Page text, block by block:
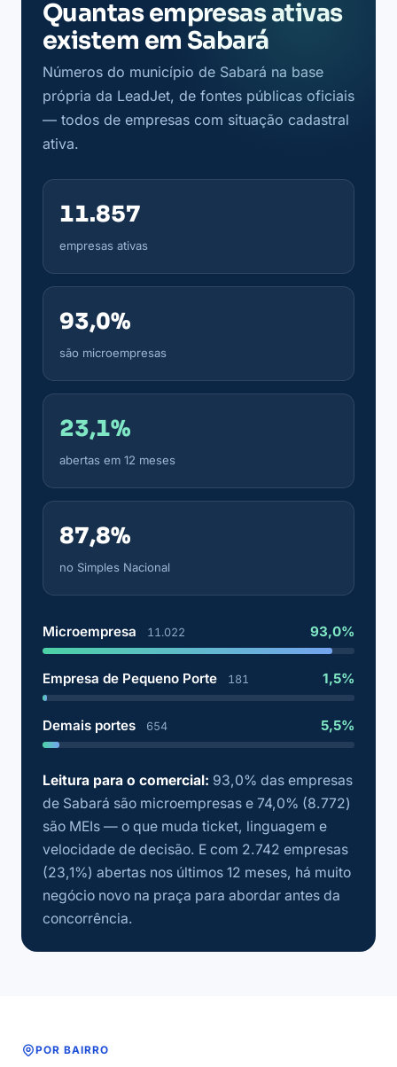
Quantas empresas ativas
existem em Sabará
Números do município de Sabará na base
própria da LeadJet, de fontes públicas oficiais
— todos de empresas com situação cadastral
ativa.
11.857
empresas ativas
93,0%
são microempresas
23,1%
abertas em 12 meses
87,8%
no Simples Nacional
Microempresa 11.022 93,0%
Empresa de Pequeno Porte 181 1,5%
Demais portes 654 5,5%
Leitura para o comercial: 93,0% das empresas
de Sabará são microempresas e 74,0% (8.772)
são MEIs — o que muda ticket, linguagem e
velocidade de decisão. E com 2.742 empresas
(23,1%) abertas nos últimos 12 meses, há muito
negócio novo na praça para abordar antes da
concorrência.
POR BAIRRO